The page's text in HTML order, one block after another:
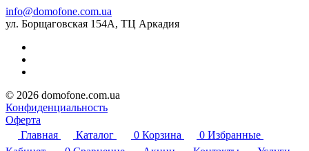
info@domofone.com.ua
ул. Борщаговская 154А, ТЦ Аркадия
© 2026 domofone.com.ua
Конфиденциальность
Оферта
Главная
Каталог 0 Корзина 0 Избранные